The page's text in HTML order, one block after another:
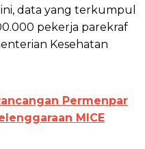
data yang terkumpul
pekerja parekraf
Kesehatan
Permenpar
MICE